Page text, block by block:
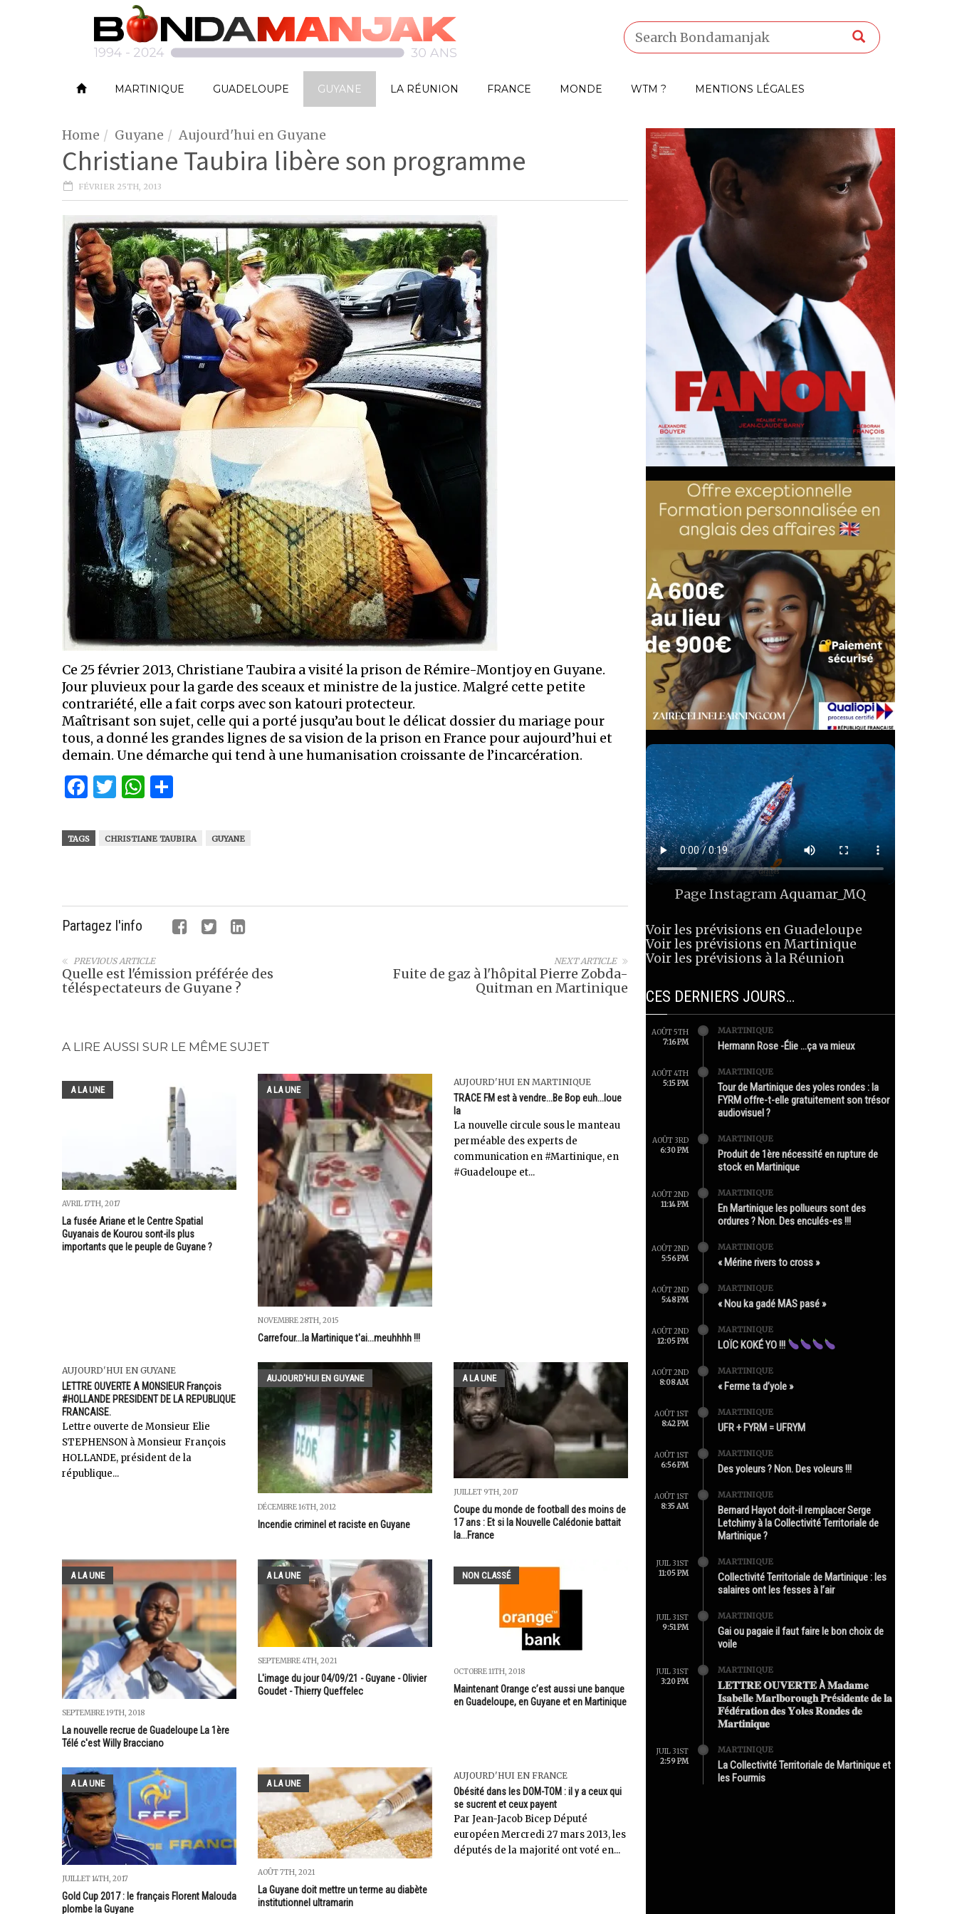
MARTINIQUE GUADELOUPE GUYANE LA RÉUNION FRANCE MONDE WTM ? MENTIONS LÉGALES
Home Guyane Aujourd'hui en Guyane
Christiane Taubira libère son programme
FÉVRIER 25TH, 2013
Ce 25 février 2013, Christiane Taubira a visité la prison de Rémire-Montjoy en Guyane.
Jour pluvieux pour la garde des sceaux et ministre de la justice. Malgré cette petite
contrariété, elle a fait corps avec son katouri protecteur.
Maîtrisant son sujet, celle qui a porté jusqu’au bout le délicat dossier du mariage pour
tous, a donné les grandes lignes de sa vision de la prison en France pour aujourd’hui et
demain. Une démarche qui tend à une humanisation croissante de l’incarcération.
Facebook
Twitter
WhatsApp
TAGS CHRISTIANE TAUBIRA GUYANE
Partagez l'info
NEXT ARTICLE
Fuite de gaz à l'hôpital Pierre Zobda-
Quitman en Martinique
PREVIOUS ARTICLE
Quelle est l'émission préférée des
téléspectateurs de Guyane ?
A LIRE AUSSI SUR LE MÊME SUJET
A LA UNE
AVRIL 17TH, 2017
La fusée Ariane et le Centre Spatial
Guyanais de Kourou sont-ils plus
importants que le peuple de Guyane ?
A LA UNE
NOVEMBRE 28TH, 2015
Carrefour...la Martinique t'ai...meuhhhh !!!
AUJOURD'HUI EN MARTINIQUE
TRACE FM est à vendre...Be Bop euh...loue
la
La nouvelle circule sous le manteau
perméable des experts de
communication en #Martinique, en
#Guadeloupe et...
AUJOURD'HUI EN GUYANE
LETTRE OUVERTE A MONSIEUR François
#HOLLANDE PRESIDENT DE LA REPUBLIQUE
FRANCAISE.
Lettre ouverte de Monsieur Elie
STEPHENSON à Monsieur François
HOLLANDE, président de la
république...
AUJOURD'HUI EN GUYANE
DÉCEMBRE 16TH, 2012
Incendie criminel et raciste en Guyane
A LA UNE
JUILLET 9TH, 2017
Coupe du monde de football des moins de
17 ans : Et si la Nouvelle Calédonie battait
la...France
A LA UNE
SEPTEMBRE 19TH, 2018
La nouvelle recrue de Guadeloupe La 1ère
Télé c'est Willy Bracciano
A LA UNE
SEPTEMBRE 4TH, 2021
L'image du jour 04/09/21 - Guyane - Olivier
Goudet - Thierry Queffelec
NON CLASSÉ
OCTOBRE 11TH, 2018
Maintenant Orange c’est aussi une banque
en Guadeloupe, en Guyane et en Martinique
A LA UNE
JUILLET 14TH, 2017
Gold Cup 2017 : le français Florent Malouda
plombe la Guyane
A LA UNE
AOÛT 7TH, 2021
La Guyane doit mettre un terme au diabète
institutionnel ultramarin
AUJOURD'HUI EN FRANCE
Obésité dans les DOM-TOM : il y a ceux qui
se sucrent et ceux payent
Par Jean-Jacob Bicep Député
européen Mercredi 27 mars 2013, les
députés de la majorité ont voté en...
Page InstagramAquamar_MQ
Voir les prévisions en Guadeloupe
Voir les prévisions en Martinique
Voir les prévisions à la Réunion
CES DERNIERS JOURS…
AOÛT 5TH
7:16 PM
MARTINIQUE
Hermann Rose -Élie …ça va mieux
AOÛT 4TH
5:15 PM
MARTINIQUE
Tour de Martinique des yoles rondes : la
FYRM offre-t-elle gratuitement son trésor
audiovisuel ?
AOÛT 3RD
6:30 PM
MARTINIQUE
Produit de 1ère nécessité en rupture de
stock en Martinique
AOÛT 2ND
11:14 PM
MARTINIQUE
En Martinique les pollueurs sont des
ordures ? Non. Des enculés-es !!!
AOÛT 2ND
5:56 PM
MARTINIQUE
« Mérine rivers to cross »
AOÛT 2ND
5:48 PM
MARTINIQUE
« Nou ka gadé MAS pasé »
AOÛT 2ND
12:05 PM
MARTINIQUE
LOÏC KOKÉ YO !!!
AOÛT 2ND
8:08 AM
MARTINIQUE
« Ferme ta d’yole »
AOÛT 1ST
8:42 PM
MARTINIQUE
UFR + FYRM = UFRYM
AOÛT 1ST
6:56 PM
MARTINIQUE
Des yoleurs ? Non. Des voleurs !!!
AOÛT 1ST
8:35 AM
MARTINIQUE
Bernard Hayot doit-il remplacer Serge
Letchimy à la Collectivité Territoriale de
Martinique ?
JUIL 31ST
11:05 PM
MARTINIQUE
Collectivité Territoriale de Martinique : les
salaires ont les fesses à l’air
JUIL 31ST
9:51 PM
MARTINIQUE
Gai ou pagaie il faut faire le bon choix de
voile
JUIL 31ST
3:20 PM
MARTINIQUE
𝐋𝐄𝐓𝐓𝐑𝐄 𝐎𝐔𝐕𝐄𝐑𝐓𝐄 À 𝐌𝐚𝐝𝐚𝐦𝐞
𝐈𝐬𝐚𝐛𝐞𝐥𝐥𝐞 𝐌𝐚𝐫𝐥𝐛𝐨𝐫𝐨𝐮𝐠𝐡 𝐏𝐫é𝐬𝐢𝐝𝐞𝐧𝐭𝐞 𝐝𝐞 𝐥𝐚
𝐅é𝐝é𝐫𝐚𝐭𝐢𝐨𝐧 𝐝𝐞𝐬 𝐘𝐨𝐥𝐞𝐬 𝐑𝐨𝐧𝐝𝐞𝐬 𝐝𝐞
𝐌𝐚𝐫𝐭𝐢𝐧𝐢𝐪𝐮𝐞
JUIL 31ST
2:59 PM
MARTINIQUE
La Collectivité Territoriale de Martinique et
les Fourmis